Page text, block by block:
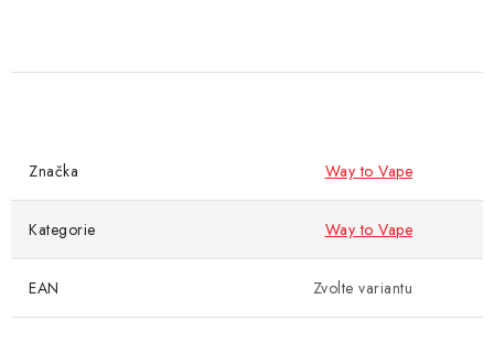
Značka Way to Vape
Kategorie Way to Vape
EAN Zvolte variantu